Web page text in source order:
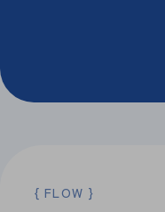
FLOW